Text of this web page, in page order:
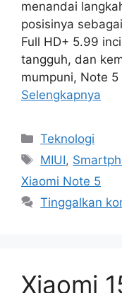
menandai
posisinya
Full HD+ 5.99
tangguh, dan
mumpuni, Note
Selengkapnya
Kategori
Teknologi
Tag
MIUI,
Xiaomi Note 5
Tinggalkan
Xiaomi